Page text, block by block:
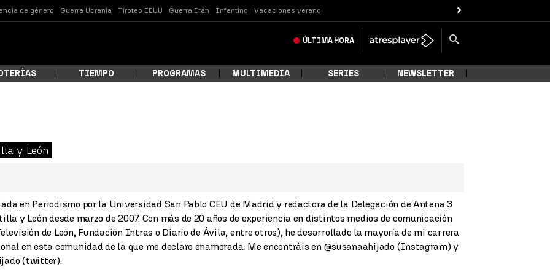
de género Guerra Ucrania Tiroteo EEUU Guerra Irán Infantino Vacaciones verano
ÚLTIMA HORA
buscando?
TIEMPO PROGRAMAS MULTIMEDIA SERIES NEWSLETTER
y León
en Periodismo por la Universidad San Pablo CEU de Madrid y redactora de la Delegación de Antena 3
y León desde marzo de 2007. Con más de 20 años de experiencia en distintos medios de comunicación
de León, Fundación Intras o Diario de Ávila, entre otros), he desarrollado la mayoría de mi carrera
en esta comunidad de la que me declaro enamorada. Me encontráis en @susanaahijado (Instagram) y
(twitter).